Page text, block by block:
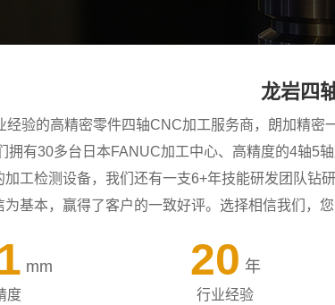
龙岩四
经验的高精密零件四轴CNC加工服务商，朗加精
拥有30多台日本FANUC加工中心、高精度的4轴5
加工检测设备，我们还有一支6+年技能研发团队钻
基本，赢得了客户的一致好评。选择相信我们，
mm
度
20 年
行业经验